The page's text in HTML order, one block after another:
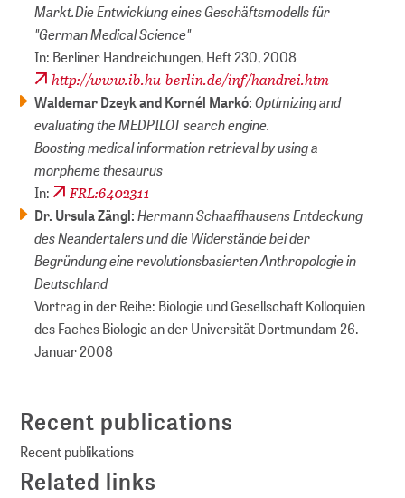
Markt.Die Entwicklung eines Geschäftsmodells für
"German Medical Science"
In: Berliner Handreichungen, Heft 230, 2008
http://www.ib.hu-berlin.de/inf/handrei.htm
Waldemar Dzeyk and Kornél Markó:Optimizing and
evaluating the MEDPILOT search engine.
Boosting medical information retrieval by using a
morpheme thesaurus
In: FRL:6402311
Dr. Ursula Zängl:Hermann Schaaffhausens Entdeckung
des Neandertalers und die Widerstände bei der
Begründung eine revolutionsbasierten Anthropologie in
Deutschland
Vortrag in der Reihe: Biologie und Gesellschaft Kolloquien
des Faches Biologie an der Universität Dortmundam 26.
Januar 2008
Recent publications
Recent publikations
Related links